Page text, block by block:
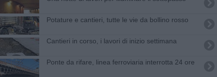
Potature e cantieri, tutte le vie da bollino rosso
Cantieri in corso, i lavori di inizio settimana
Ponte da rifare, linea ferroviaria interrotta 24 ore